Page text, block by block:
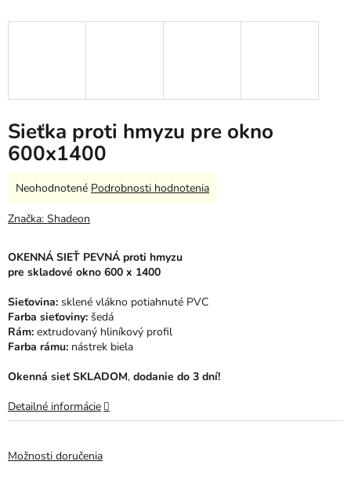
Sieťka proti hmyzu pre okno
600x1400
Možnosti doručenia
OKENNÁ SIEŤ PEVNÁ proti hmyzu
pre skladové okno 600 x 1400
Sieťovina: sklené vlákno potiahnuté PVC
Farba sieťoviny: šedá
Rám: extrudovaný hliníkový profil
Farba rámu: nástrek biela
Okenná sieť SKLADOM, dodanie do 3 dní!
Detailné informácie
Priemerné
produktu
z
5
Neohodnotené Podrobnosti hodnotenia
Značka: Shadeon